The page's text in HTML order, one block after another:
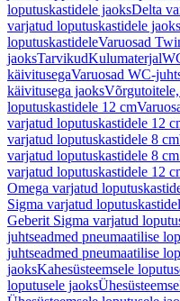
loputuskastidele jaoksDelta
varjatud loputuskastidele jaoks
loputuskastideleVaruosad
jaoksTarvikudKulumaterjal
käivitusegaVaruosad WC-
käivitusega jaoks
loputuskastidele 12 cm
varjatud loputuskastidele 12
varjatud loputuskastidele 8 cm
varjatud loputuskastidele 8
varjatud loputuskastidele 12
Omega varjatud
Sigma varjatud
Geberit Sigma varjatud
juhtseadmed pneumaatilise
juhtseadmed pneumaatilise
jaoksKahesüsteemsele
loputusele jaoks